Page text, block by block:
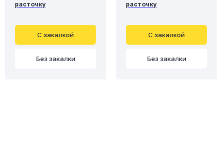
расточку
С закалкой
Без закалки
расточку
С закалкой
Без закалки